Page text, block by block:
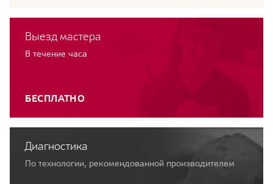
Выезд мастера
В течение часа
БЕСПЛАТНО
Диагностика
По технологии, рекомендованной производителем